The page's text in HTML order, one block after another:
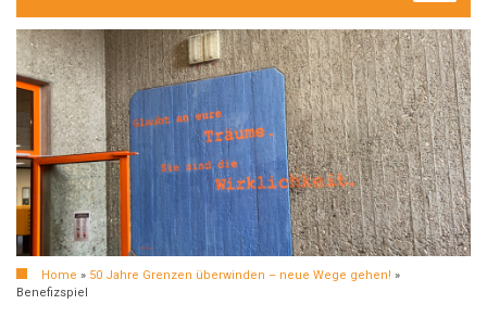
Home » 50 Jahre Grenzen überwinden – neue Wege gehen! »
Benefizspiel